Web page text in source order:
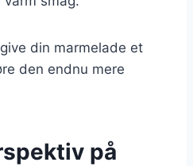
din marmelade et
den endnu mere
på